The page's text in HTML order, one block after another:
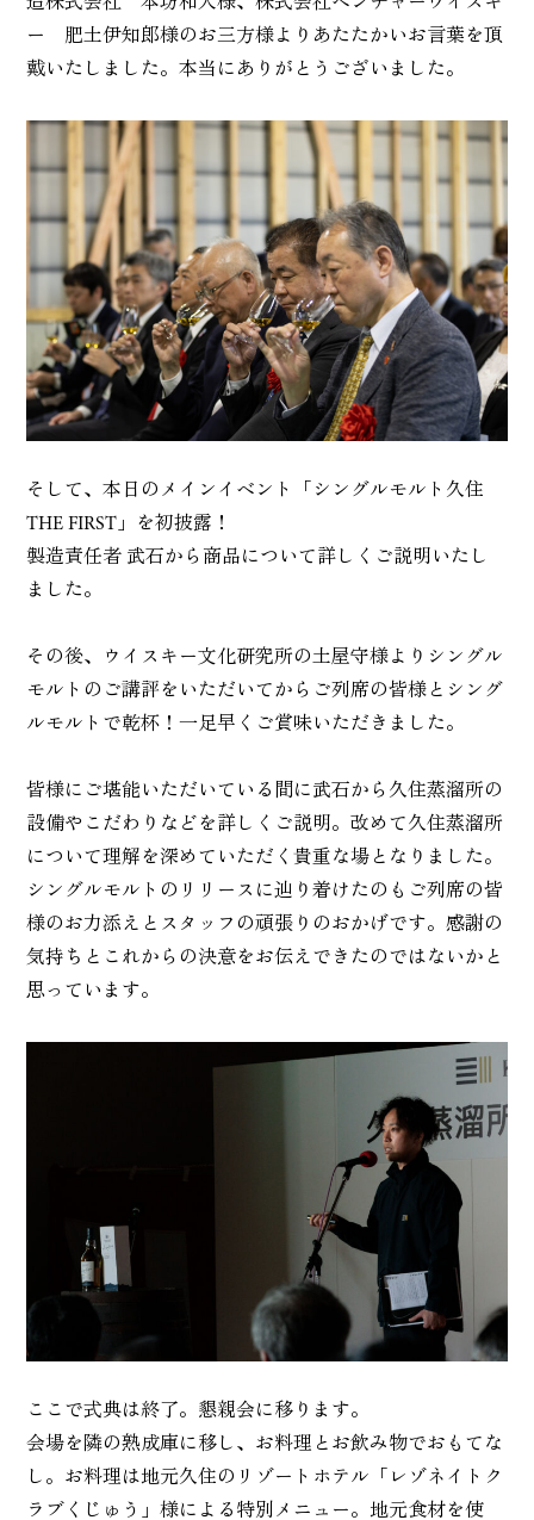
ー 肥土伊知郎様のお三方様よりあたたかいお言葉を頂
戴いたしました。本当にありがとうございました。
そして、本日のメインイベント「シングルモルト久住
THE FIRST」を初披露！
製造責任者 武石から商品について詳しくご説明いたし
ました。
その後、ウイスキー文化研究所の土屋守様よりシングル
モルトのご講評をいただいてからご列席の皆様とシング
ルモルトで乾杯！一足早くご賞味いただきました。
皆様にご堪能いただいている間に武石から久住蒸溜所の
設備やこだわりなどを詳しくご説明。改めて久住蒸溜所
について理解を深めていただく貴重な場となりました。
シングルモルトのリリースに辿り着けたのもご列席の皆
様のお力添えとスタッフの頑張りのおかげです。感謝の
気持ちとこれからの決意をお伝えできたのではないかと
思っています。
ここで式典は終了。懇親会に移ります。
会場を隣の熟成庫に移し、お料理とお飲み物でおもてな
し。お料理は地元久住のリゾートホテル「レゾネイトク
ラブくじゅう」様による特別メニュー。地元食材を使